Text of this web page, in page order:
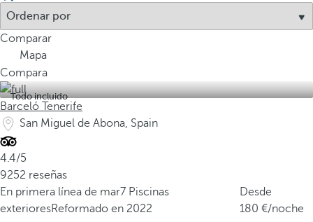
Comparar
Mapa
Compara
Todo incluido
Barceló Tenerife
San Miguel de Abona, Spain
4.4/5
9252 reseñas
En primera línea de mar7 Piscinas
exterioresReformado en 2022
Desde
180
/noche